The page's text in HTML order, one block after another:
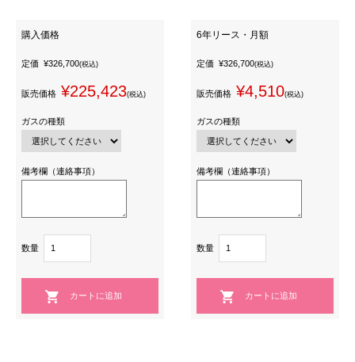
購入価格
定価 ¥326,700(税込)
販売価格 ¥225,423(税込)
ガスの種類
備考欄（連絡事項）
数量
6年リース・月額
定価 ¥326,700(税込)
販売価格 ¥4,510(税込)
ガスの種類
備考欄（連絡事項）
数量